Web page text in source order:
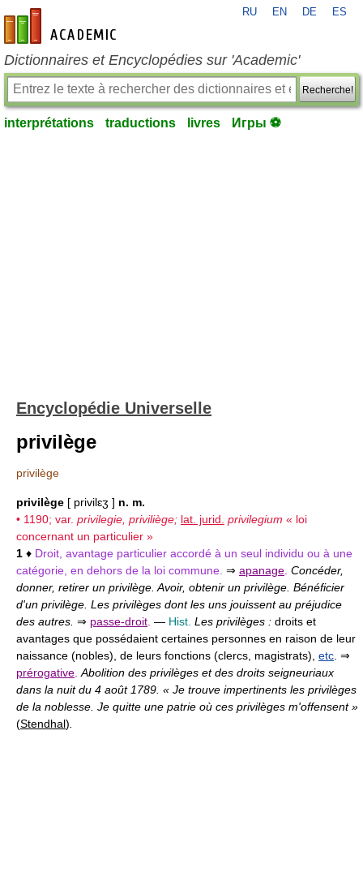
fr-academic.com
RU EN DE ES
Dictionnaires et Encyclopédies sur 'Academic'
Recherche!
interprétations traductions livres Игры ⚽
Encyclopédie Universelle
privilège
privilège
privilège [ privilɛʒ ] n. m.
• 1190; var. privilegie, priviliège; lat. jurid. privilegium « loi
concernant un particulier »
1 ♦ Droit, avantage particulier accordé à un seul individu ou à une
catégorie, en dehors de la loi commune. ⇒ apanage Concéder,
donner, retirer un privilège. Avoir, obtenir un privilège. Bénéficier
d'un privilège. Les privilèges dont les uns jouissent au préjudice
des autres. ⇒ passe-droit — Hist. Les privilèges : droits et
avantages que possédaient certaines personnes en raison de leur
naissance (nobles), de leurs fonctions (clercs, magistrats), etc . ⇒
prérogative Abolition des privilèges et des droits seigneuriaux
dans la nuit du 4 août 1789. « Je trouve impertinents les privilèges
de la noblesse. Je quitte une patrie où ces privilèges m'offensent »
(Stendhal)